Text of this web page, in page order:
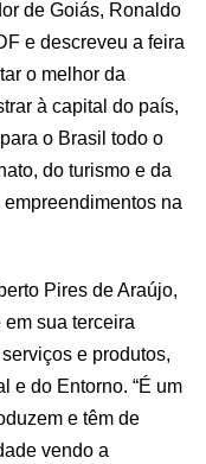
de Goiás, Ronaldo
e descreveu a feira
o melhor da
à capital do país,
o Brasil todo o
do turismo e da
na
Pires de Araújo,
sua terceira
e produtos,
e do Entorno. “É um
e têm de
vendo a